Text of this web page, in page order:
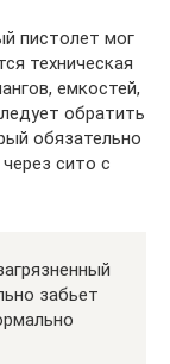
пистолет мог
техническая
емкостей,
обратить
обязательно
сито с
забьет